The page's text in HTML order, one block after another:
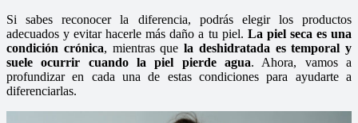
Si sabes reconocer la diferencia, podrás elegir los productos
adecuados y evitar hacerle más daño a tu piel. La piel seca es una
condición crónica, mientras que la deshidratada es temporal y
suele ocurrir cuando la piel pierde agua. Ahora, vamos a
profundizar en cada una de estas condiciones para ayudarte a
diferenciarlas.